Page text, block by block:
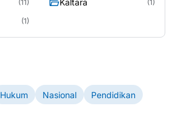
(11) Kaltara (1)
(1)
Hukum Nasional
Pendidikan